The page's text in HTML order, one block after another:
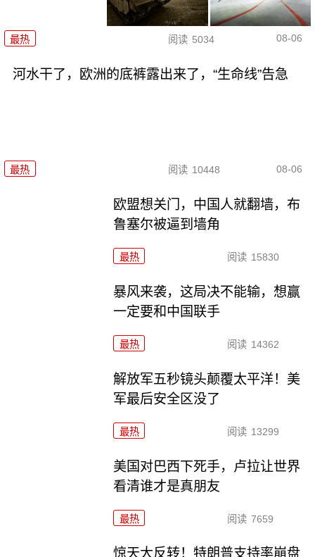
最热 阅读 5034 08-06
河水干了，欧洲的底裤露出来了，“生命线”告急
最热 阅读 10448 08-06
欧盟想关门，中国人就翻墙，布
鲁塞尔被逼到墙角
最热 阅读 15830
暴风来袭，这局决不能输，想赢
一定要和中国联手
最热 阅读 14362
解放军五秒镜头颠覆太平洋！美
军最后安全区没了
最热 阅读 13299
美国对巴西下死手，卢拉让世界
看清谁才是真朋友
最热 阅读 7659
惊天大反转！特朗普支持率崩盘